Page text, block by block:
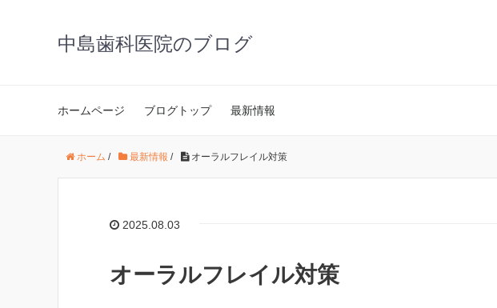
中島歯科医院のブログ
ホームページ ブログトップ 最新情報
ホーム / 最新情報 / オーラルフレイル対策
2025.08.03
オーラルフレイル対策